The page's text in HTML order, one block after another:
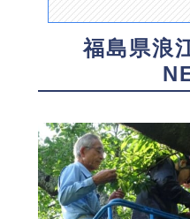
福島県浪